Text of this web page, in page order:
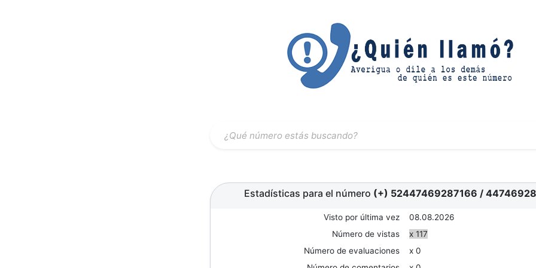
Estadísticas para el número (+) 52447469287166 /
Visto por última vez
08.08.2026
Número de vistas
x 117
Número de evaluaciones
x 0